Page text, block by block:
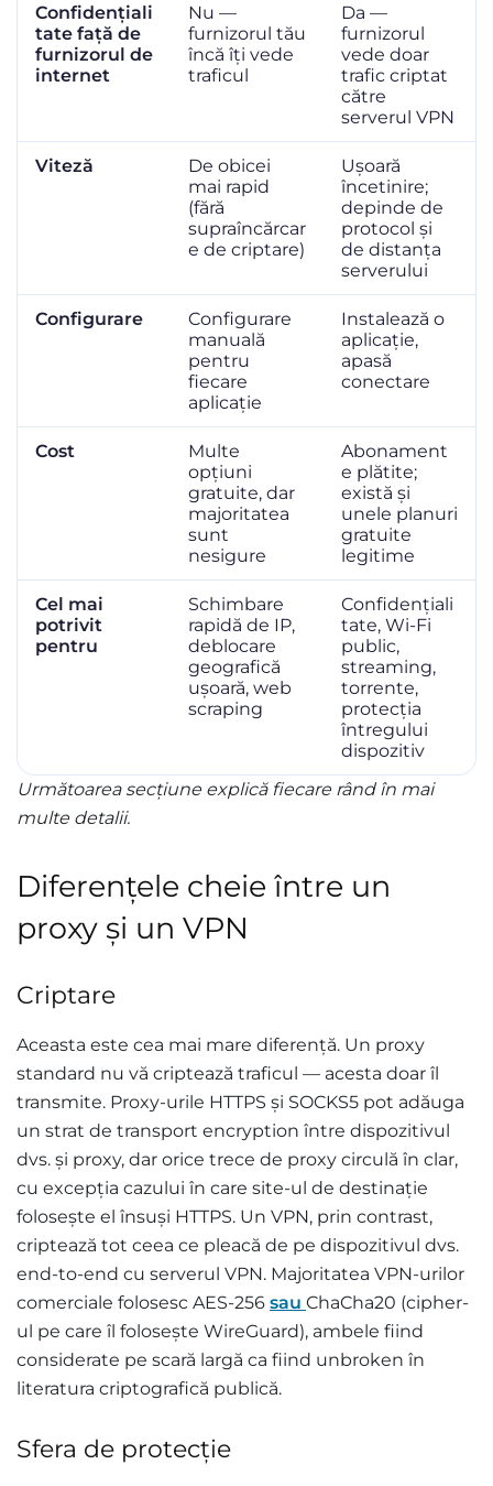
Confidențiali
tate față de
furnizorul de
internet
Nu —
furnizorul tău
încă îți vede
traficul
Da —
furnizorul
vede doar
trafic criptat
către
serverul VPN
Viteză
De obicei
mai rapid
(fără
supraîncărcar
e de criptare)
Ușoară
încetinire;
depinde de
protocol și
de distanța
serverului
Configurare
Configurare
manuală
pentru
fiecare
aplicație
Instalează o
aplicație,
apasă
conectare
Cost
Multe
opțiuni
gratuite, dar
majoritatea
sunt
nesigure
Abonament
e plătite;
există și
unele planuri
gratuite
legitime
Cel mai
potrivit
pentru
Schimbare
rapidă de IP,
deblocare
geografică
ușoară, web
scraping
Confidențiali
tate, Wi-Fi
public,
streaming,
torrente,
protecția
întregului
dispozitiv
Următoarea secțiune explică fiecare rând în mai
multe detalii.
Diferențele cheie între un
proxy și un VPN
Criptare
Aceasta este cea mai mare diferență. Un proxy
standard nu vă criptează traficul — acesta doar îl
transmite. Proxy-urile HTTPS și SOCKS5 pot adăuga
un strat de transport encryption între dispozitivul
dvs. și proxy, dar orice trece de proxy circulă în clar,
cu excepția cazului în care site-ul de destinație
folosește el însuși HTTPS. Un VPN, prin contrast,
criptează tot ceea ce pleacă de pe dispozitivul dvs.
end-to-end cu serverul VPN. Majoritatea VPN-urilor
comerciale folosesc AES-256 sau ChaCha20 (cipher-
ul pe care îl folosește WireGuard), ambele fiind
considerate pe scară largă ca fiind unbroken în
literatura criptografică publică.
Sfera de protecție